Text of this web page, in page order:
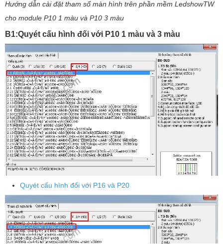
Hướng dẫn cài đặt tham số màn hình trên phần mềm LedshowTW
cho module P10 1 màu và P10 3 màu
B1:Quyét cấu hình đối với P10 1 màu và 3 màu
Quyét cấu hình đối với P16 và P20